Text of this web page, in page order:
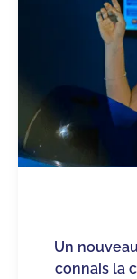
Un
connais la